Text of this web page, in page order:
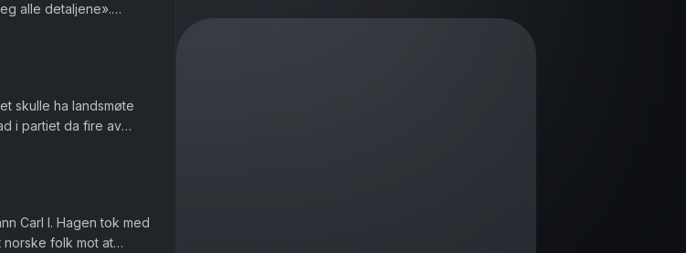
alle detaljene».
skulle ha landsmøte
i partiet da fire av
Carl I. Hagen tok med
folk mot at